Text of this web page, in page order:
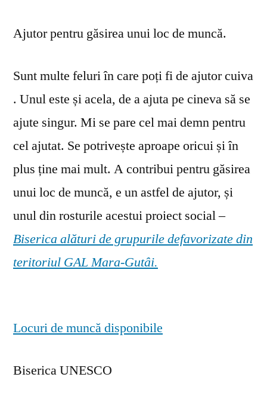
Ajutor pentru găsirea unui loc de muncă.
Sunt multe feluri în care poți fi de ajutor cuiva
. Unul este și acela, de a ajuta pe cineva să se
ajute singur. Mi se pare cel mai demn pentru
cel ajutat. Se potrivește aproape oricui și în
plus ține mai mult. A contribui pentru găsirea
unui loc de muncă, e un astfel de ajutor, și
unul din rosturile acestui proiect social –
Biserica alături de grupurile defavorizate din
teritoriul GAL Mara-Gutâi.
Locuri de muncă disponibile
Biserica UNESCO